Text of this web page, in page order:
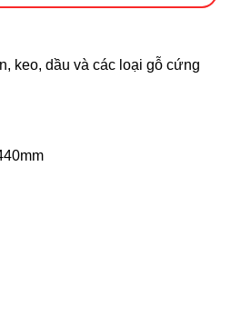
keo, dầu và các loại gỗ cứng